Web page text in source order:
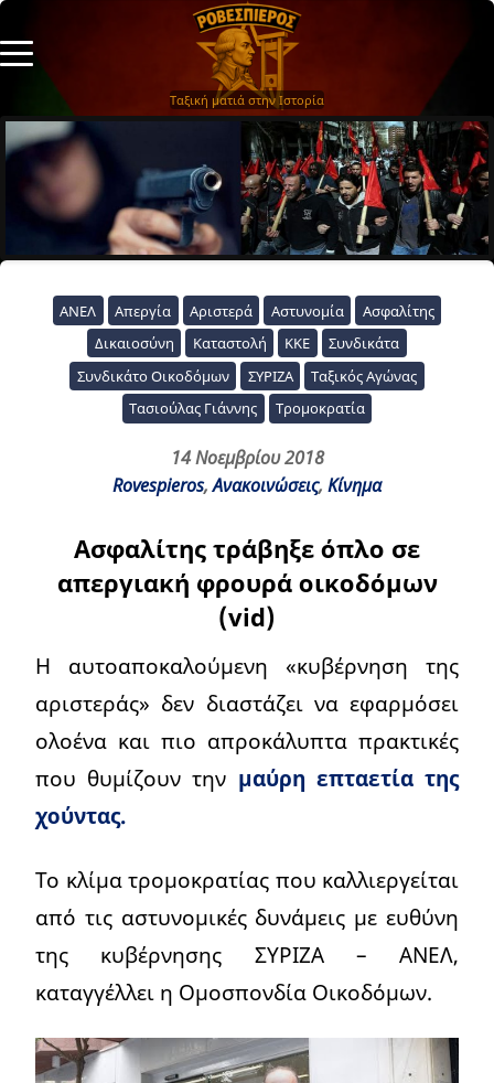
Ταξική ματιά στην Ιστορία
ΑΝΕΛ Απεργία Αριστερά Αστυνομία
Ασφαλίτης
Δικαιοσύνη
Καταστολή ΚΚΕ
Συνδικάτα
Συνδικάτο Οικοδόμων
ΣΥΡΙΖΑ
Ταξικός Αγώνας
Τασιούλας Γιάννης
Τρομοκρατία
14 Νοεμβρίου 2018
Rovespieros,Ανακοινώσεις, Κίνημα
Ασφαλίτης τράβηξε όπλο σε
απεργιακή φρουρά οικοδόμων
(vid)
Η αυτοαποκαλούμενη «κυβέρνηση της
αριστεράς» δεν διαστάζει να εφαρμόσει
ολοένα και πιο απροκάλυπτα πρακτικές
που θυμίζουν την μαύρη επταετία της
χούντας.
Το κλίμα τρομοκρατίας που καλλιεργείται
από τις αστυνομικές δυνάμεις με ευθύνη
της κυβέρνησης ΣΥΡΙΖΑ – ΑΝΕΛ,
καταγγέλλει η Ομοσπονδία Οικοδόμων.